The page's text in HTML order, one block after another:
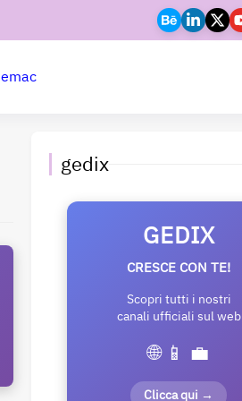
mac
gedix
GEDIX
CRESCE CON TE!
Scopri tutti i nostri
canali ufficiali sul web
🌐 📱 💼
Clicca qui →